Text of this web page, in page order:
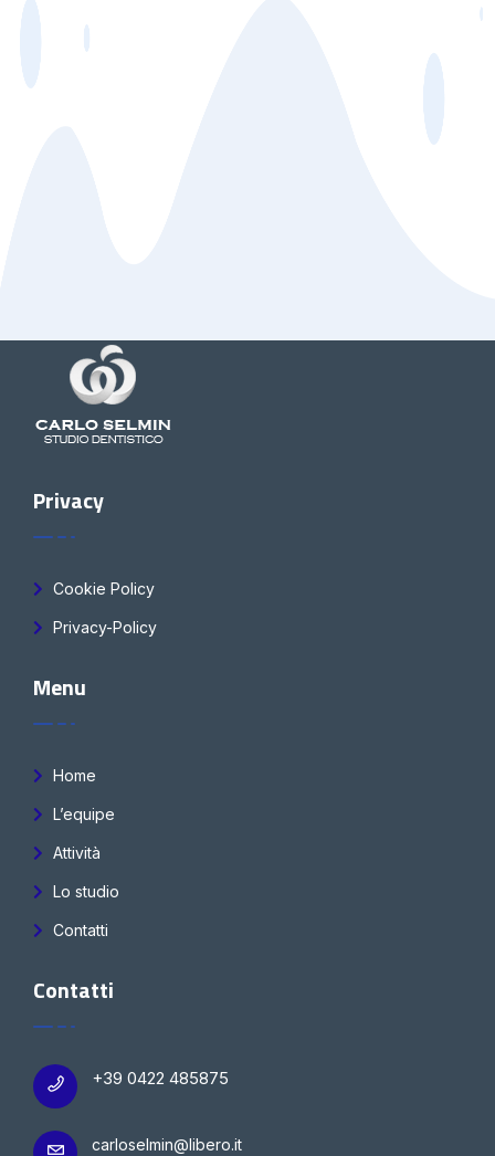
Privacy
Cookie Policy
Privacy-Policy
Menu
Home
L’equipe
Attività
Lo studio
Contatti
Contatti
+39 0422 485875
carloselmin@libero.it